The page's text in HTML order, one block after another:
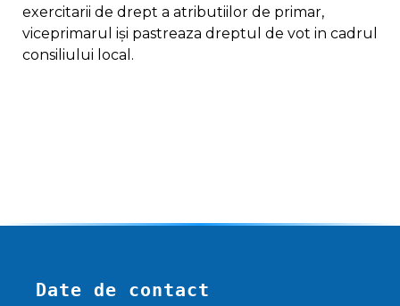
exercitarii de drept a atributiilor de primar,
viceprimarul iși pastreaza dreptul de vot in cadrul
consiliului local.
Date de contact